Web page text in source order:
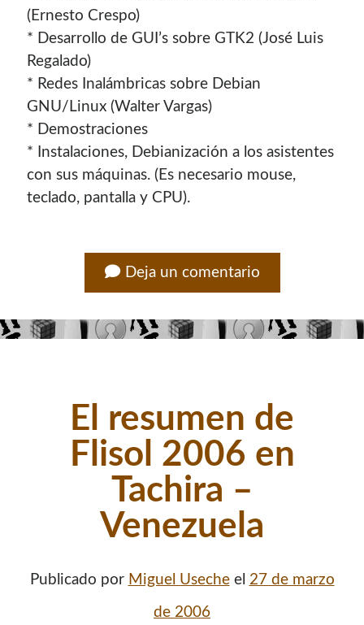
mi página profesional
Donate
If you like this website or any of my work, consider to
give a small donation. It will help me to invest time on
creating content for this site.
contenido para este sitio.
Si vas a comprar un dominio, hazlo por aquí y colaboras
(Ernesto Crespo)
* Desarrollo de GUI’s sobre GTK2 (José Luis
Regalado)
* Redes Inalámbricas sobre Debian
GNU/Linux (Walter Vargas)
* Demostraciones
* Instalaciones, Debianización a los asistentes
con sus máquinas. (Es necesario mouse,
teclado, pantalla y CPU).
Deja un comentario
El resumen de
Flisol 2006 en
Tachira –
Venezuela
Publicado por Miguel Usecheel 27 de marzo
de 2006